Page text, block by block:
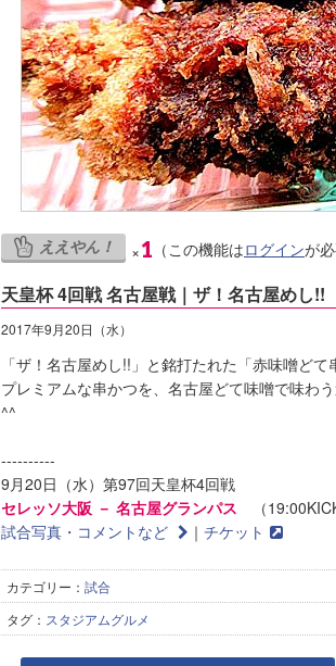
ええやん！ ×1 （この機能はログインが必
天皇杯 4回戦 名古屋戦｜ザ！名古屋めし!!
2017年9月20日（水）
「ザ！名古屋めし!!」と銘打たれた「赤味噌どて
プレミアムな串かつを、名古屋どて味噌で味わ
^^
----------
9月20日（水）第97回天皇杯4回戦
セレッソ大阪 － 名古屋グランパス （
試合写真・コメントなど
｜ チケット
カテゴリー： 試合
タグ： スタジアムグルメ